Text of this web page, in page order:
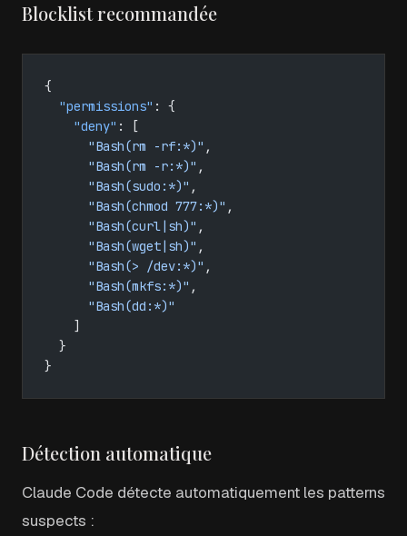
Blocklist recommandée
{
  "permissions"
: {
    "deny"
: [
      "Bash(rm -rf:*)"
,
      "Bash(rm -r:*)"
,
      "Bash(sudo:*)"
,
      "Bash(chmod 777:*)"
,
      "Bash(curl|sh)"
,
      "Bash(wget|sh)"
,
      "Bash(> /dev:*)"
,
      "Bash(mkfs:*)"
,
      "Bash(dd:*)"
    ]
  }
}
Détection automatique
Claude Code détecte automatiquement les patterns
suspects :